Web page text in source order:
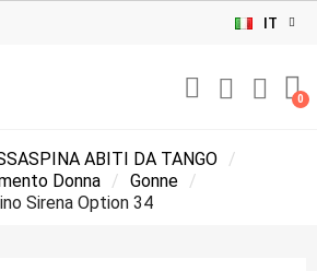
IT
ABITI DA TANGO
Donna
Gonne
Sirena Option 34